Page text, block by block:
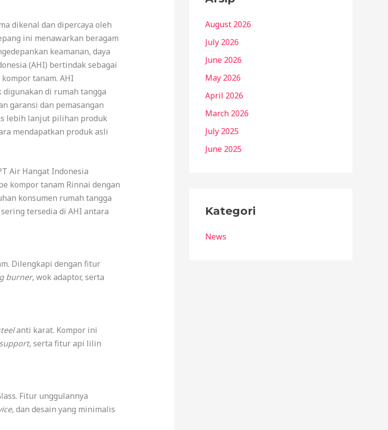
dikenal dan dipercaya oleh
ini menawarkan beragam
keamanan, daya
(AHI) bertindak sebagai
tanam. AHI
digunakan di rumah tangga
garansi dan pemasangan
lebih lanjut pilihan produk
mendapatkan produk asli
Air Hangat Indonesia
kompor tanam Rinnai dengan
konsumen rumah tangga
tersedia di AHI antara
Dilengkapi dengan fitur
burner, wok adaptor, serta
anti karat. Kompor ini
, serta fitur api lilin
Fitur unggulannya
, dan desain yang minimalis
August 2026
July 2026
June 2026
May 2026
April 2026
March 2026
July 2025
June 2025
Kategori
News